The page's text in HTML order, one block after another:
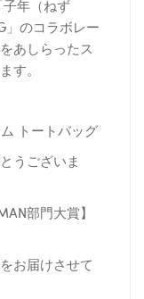
年（ねず
」のコラボレー
あしらったス
す。
トートバッグ
うございま
部門大賞】
お届けさせて